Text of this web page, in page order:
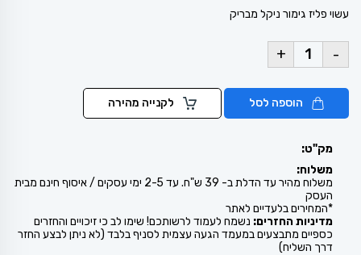
עשוי פליז גימור ניקל מבריק
-
+
הוספה לסל לקנייה מהירה
מק"ט:
משלוח:
משלוח מהיר עד הדלת ב- 39 ש"ח. עד 2-5 ימי עסקים / איסוף חינם מבית
העסק
*המחירים בלעדיים לאתר
מדיניות החזרים: נשמח לעמוד לרשותכם! שימו לב כי זיכויים והחזרים
כספיים מתבצעים במעמד הגעה עצמית לסניף בלבד (לא ניתן לבצע החזר
דרך השליח)